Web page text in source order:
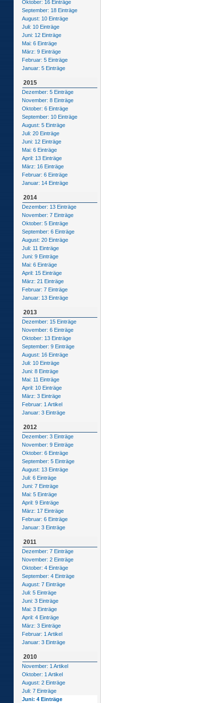
Oktober: 16 Einträge
September: 18 Einträge
August: 10 Einträge
Juli: 10 Einträge
Juni: 12 Einträge
Mai: 6 Einträge
März: 9 Einträge
Februar: 5 Einträge
Januar: 5 Einträge
2015
Dezember: 5 Einträge
November: 8 Einträge
Oktober: 6 Einträge
September: 10 Einträge
August: 5 Einträge
Juli: 20 Einträge
Juni: 12 Einträge
Mai: 6 Einträge
April: 13 Einträge
März: 16 Einträge
Februar: 6 Einträge
Januar: 14 Einträge
2014
Dezember: 13 Einträge
November: 7 Einträge
Oktober: 5 Einträge
September: 6 Einträge
August: 20 Einträge
Juli: 11 Einträge
Juni: 9 Einträge
Mai: 6 Einträge
April: 15 Einträge
März: 21 Einträge
Februar: 7 Einträge
Januar: 13 Einträge
2013
Dezember: 15 Einträge
November: 6 Einträge
Oktober: 13 Einträge
September: 9 Einträge
August: 16 Einträge
Juli: 10 Einträge
Juni: 8 Einträge
Mai: 11 Einträge
April: 10 Einträge
März: 3 Einträge
Februar: 1 Artikel
Januar: 3 Einträge
2012
Dezember: 3 Einträge
November: 9 Einträge
Oktober: 6 Einträge
September: 5 Einträge
August: 13 Einträge
Juli: 6 Einträge
Juni: 7 Einträge
Mai: 5 Einträge
April: 9 Einträge
März: 17 Einträge
Februar: 6 Einträge
Januar: 3 Einträge
2011
Dezember: 7 Einträge
November: 2 Einträge
Oktober: 4 Einträge
September: 4 Einträge
August: 7 Einträge
Juli: 5 Einträge
Juni: 3 Einträge
Mai: 3 Einträge
April: 4 Einträge
März: 3 Einträge
Februar: 1 Artikel
Januar: 3 Einträge
2010
November: 1 Artikel
Oktober: 1 Artikel
August: 2 Einträge
Juli: 7 Einträge
Juni: 4 Einträge